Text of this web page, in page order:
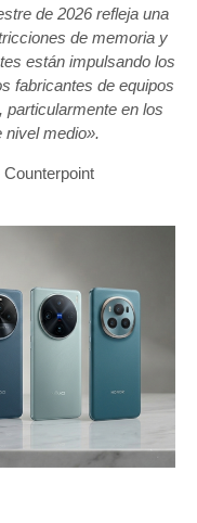
de 2026 refleja una
de memoria y
están impulsando los
fabricantes de equipos
particularmente en los
nivel medio».